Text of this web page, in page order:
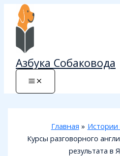
Перейти
содержимому
Азбука Собаковода
Главная
Курсы разговорного
результата в